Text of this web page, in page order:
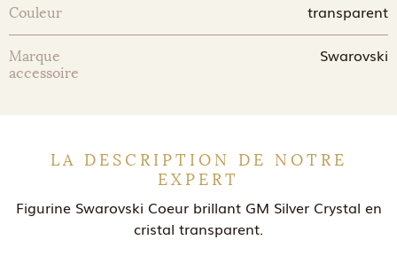
Couleur transparent
Marque
accessoire
Swarovski
LA DESCRIPTION DE NOTRE
EXPERT
Figurine Swarovski Coeur brillant GM Silver Crystal en
cristal transparent.